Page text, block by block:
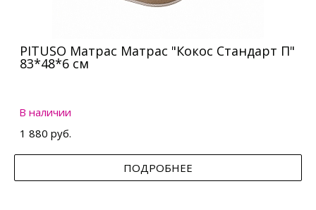
PITUSO Матрас Матрас "Кокос Стандарт П"
83*48*6 см
В наличии
1 880 руб.
ПОДРОБНЕЕ